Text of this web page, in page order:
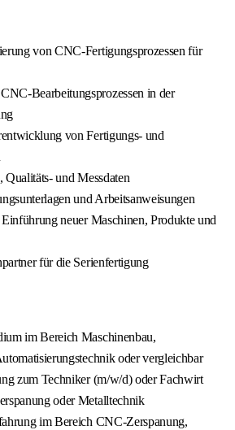
von CNC-Fertigungsprozessen für
Bearbeitungsprozessen in der
von Fertigungs- und
Qualitäts- und Messdaten
und Arbeitsanweisungen
neuer Maschinen, Produkte und
für die Serienfertigung
im Bereich Maschinenbau,
oder vergleichbar
zum Techniker (m/w/d) oder Fachwirt
oder Metalltechnik
im Bereich CNC-Zerspanung,